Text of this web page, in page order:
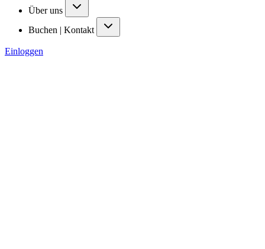
Über uns
Buchen | Kontakt
Einloggen